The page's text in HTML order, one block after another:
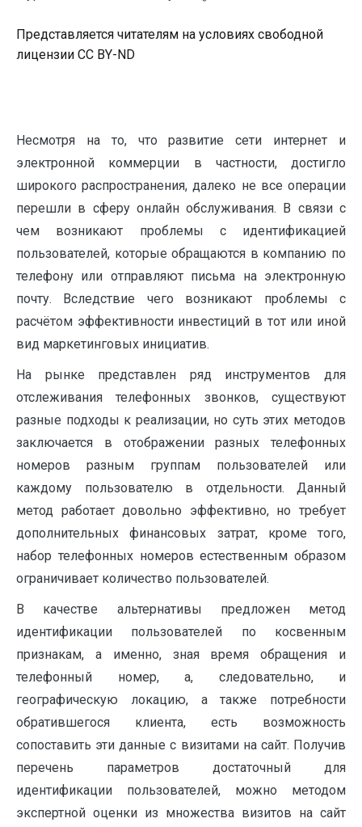
Представляется читателям на условиях свободной
лицензии CC BY-ND
Несмотря на то, что развитие сети интернет и
электронной коммерции в частности, достигло
широкого распространения, далеко не все операции
перешли в сферу онлайн обслуживания. В связи с
чем возникают проблемы с идентификацией
пользователей, которые обращаются в компанию по
телефону или отправляют письма на электронную
почту. Вследствие чего возникают проблемы с
расчётом эффективности инвестиций в тот или иной
вид маркетинговых инициатив.
На рынке представлен ряд инструментов для
отслеживания телефонных звонков, существуют
разные подходы к реализации, но суть этих методов
заключается в отображении разных телефонных
номеров разным группам пользователей или
каждому пользователю в отдельности. Данный
метод работает довольно эффективно, но требует
дополнительных финансовых затрат, кроме того,
набор телефонных номеров естественным образом
ограничивает количество пользователей.
В качестве альтернативы предложен метод
идентификации пользователей по косвенным
признакам, а именно, зная время обращения и
телефонный номер, а, следовательно, и
географическую локацию, а также потребности
обратившегося клиента, есть возможность
сопоставить эти данные с визитами на сайт. Получив
перечень параметров достаточный для
идентификации пользователей, можно методом
экспертной оценки из множества визитов на сайт